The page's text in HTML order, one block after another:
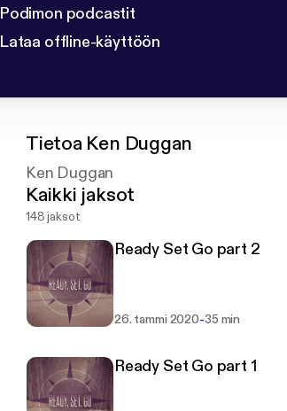
Podimon podcastit
Lataa offline-käyttöön
Tietoa Ken Duggan
Ken Duggan
Kaikki jaksot
148 jaksot
Ready Set Go part 2
26. tammi 2020-35 min
Ready Set Go part 1